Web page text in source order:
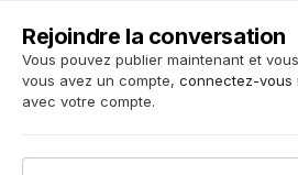
Rejoindre la conversation
Vous pouvez publier maintenant et
vous avez un compte, connectez-vous
avec votre compte.